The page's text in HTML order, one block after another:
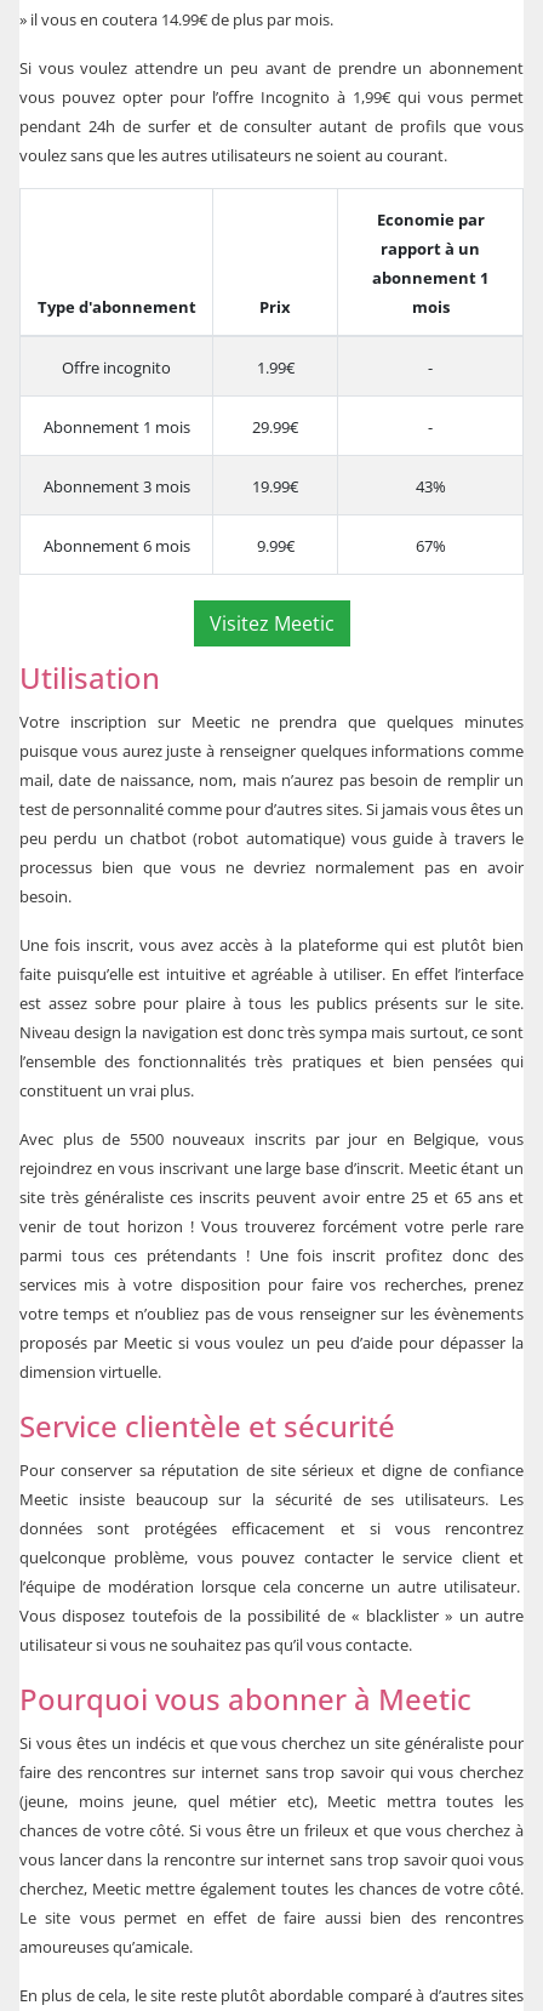
» il vous en coutera 14.99€ de plus par mois.
Si vous voulez attendre un peu avant de prendre un abonnement
vous pouvez opter pour l’offre Incognito à 1,99€ qui vous permet
pendant 24h de surfer et de consulter autant de profils que vous
voulez sans que les autres utilisateurs ne soient au courant.
Type d'abonnement Prix
Economie par
rapport à un
abonnement 1
mois
Offre incognito 1.99€ -
Abonnement 1 mois 29.99€ -
Abonnement 3 mois 19.99€ 43%
Abonnement 6 mois 9.99€ 67%
Visitez Meetic
Utilisation
Votre inscription sur Meetic ne prendra que quelques minutes
puisque vous aurez juste à renseigner quelques informations comme
mail, date de naissance, nom, mais n’aurez pas besoin de remplir un
test de personnalité comme pour d’autres sites. Si jamais vous êtes un
peu perdu un chatbot (robot automatique) vous guide à travers le
processus bien que vous ne devriez normalement pas en avoir
besoin.
Une fois inscrit, vous avez accès à la plateforme qui est plutôt bien
faite puisqu’elle est intuitive et agréable à utiliser. En effet l’interface
est assez sobre pour plaire à tous les publics présents sur le site.
Niveau design la navigation est donc très sympa mais surtout, ce sont
l’ensemble des fonctionnalités très pratiques et bien pensées qui
constituent un vrai plus.
Avec plus de 5500 nouveaux inscrits par jour en Belgique, vous
rejoindrez en vous inscrivant une large base d’inscrit. Meetic étant un
site très généraliste ces inscrits peuvent avoir entre 25 et 65 ans et
venir de tout horizon ! Vous trouverez forcément votre perle rare
parmi tous ces prétendants ! Une fois inscrit profitez donc des
services mis à votre disposition pour faire vos recherches, prenez
votre temps et n’oubliez pas de vous renseigner sur les évènements
proposés par Meetic si vous voulez un peu d’aide pour dépasser la
dimension virtuelle.
Service clientèle et sécurité
Pour conserver sa réputation de site sérieux et digne de confiance
Meetic insiste beaucoup sur la sécurité de ses utilisateurs. Les
données sont protégées efficacement et si vous rencontrez
quelconque problème, vous pouvez contacter le service client et
l’équipe de modération lorsque cela concerne un autre utilisateur.
Vous disposez toutefois de la possibilité de « blacklister » un autre
utilisateur si vous ne souhaitez pas qu’il vous contacte.
Pourquoi vous abonner à Meetic
Si vous êtes un indécis et que vous cherchez un site généraliste pour
faire des rencontres sur internet sans trop savoir qui vous cherchez
(jeune, moins jeune, quel métier etc), Meetic mettra toutes les
chances de votre côté. Si vous être un frileux et que vous cherchez à
vous lancer dans la rencontre sur internet sans trop savoir quoi vous
cherchez, Meetic mettre également toutes les chances de votre côté.
Le site vous permet en effet de faire aussi bien des rencontres
amoureuses qu’amicale.
En plus de cela, le site reste plutôt abordable comparé à d’autres sites